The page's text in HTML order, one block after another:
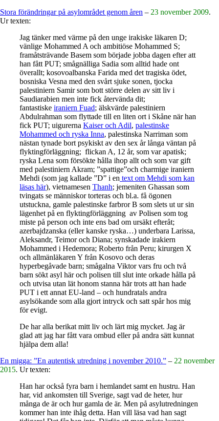
Stora förändringar på asylområdet genom åren – 23 november 2009.
Ur texten:
Jag tänker med värme på den unge irakiske läkaren D;
vänlige Mohammed A och ambitiöse Mohammed S;
framåtsträvande Basem som började jobba dagen efter att
han fått PUT; smågnälliga Sadia som alltid hade ont
överallt; kosovoalbanska Farida med det tragiska ödet,
bosniska Vesna med den svårt sjuke sonen, tjocka
palestiniern Samir som bott större delen av sitt liv i
Saudiarabien men inte fick återvända dit;
fantastiske iraniern Fuad; älskvärde palestiniern
Abdulrahman som flyttade till en liten ort i Skåne när han
fick PUT; uigurerna Kaiser och Adil, palestinske
Mohammed och ryska Inna, palestinska Narriman som
nästan tynade bort psykiskt av den sex år långa väntan på
flyktingförläggning; flickan A, 12 år, som var apatisk;
ryska Lena som försökte hålla ihop allt och som var gift
med palestiniern Akram; ”spattige”och charmige iraniern
Mehdi (som jag kallade ”D” i en text om Mehdi som kan
läsas här), vietnamesen Thanh; jemeniten Ghassan som
tvingats se människor torteras och bl.a. få ögonen
utstuckna, gamle palestinske farbror B som slets ut ur sin
lägenhet på en flyktingförläggning av Polisen som tog
miste på person och inte ens bad om ursäkt efteråt;
azerbajdzanska (eller kanske ryska…) underbara Larissa,
Aleksandr, Teimor och Diana; synskadade irakiern
Mohammed i Hedemora; Roberto från Peru; kirurgen X
och allmänläkaren Y från Kosovo och deras
hyperbegåvade barn; smågalna Viktor vars fru och två
barn sökt asyl här och polisen till slut inte orkade hålla på
och utvisa utan lät honom stanna här trots att han hade
PUT i ett annat EU-land – och hundratals andra
asylsökande som alla gjort intryck och satt spår hos mig
för evigt.
De har alla berikat mitt liv och lärt mig mycket. Jag är
glad att jag har fått vara ombud eller på andra sätt kunnat
hjälpa dem alla!
En migga: ”En autentisk utredning i november 2010.” – 22 november
2015. Ur texten:
Han har också fyra barn i hemlandet samt en hustru. Han
har, vid ankomsten till Sverige, sagt vad de heter, hur
många de är och hur gamla de är. Men på asylutredningen
kommer han inte ihåg detta. Han vill läsa vad han sagt